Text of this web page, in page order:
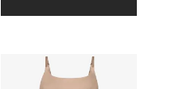
product